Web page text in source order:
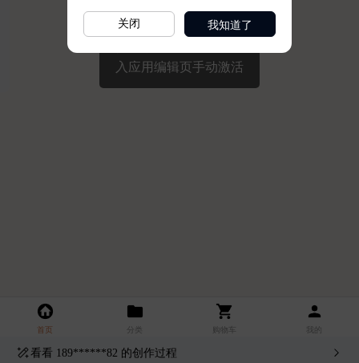
看看 189******82 的创作过程
关闭 我知道了